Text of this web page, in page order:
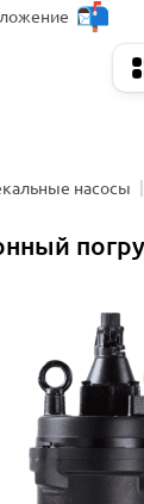
насосы